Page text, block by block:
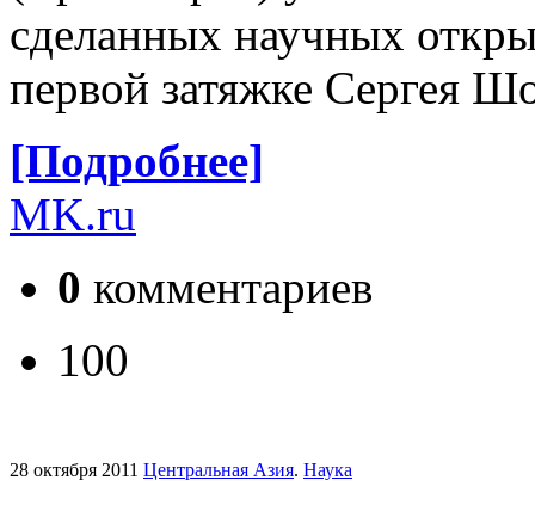
сделанных научных
первой затяжке Сергея
[Подробнее]
MK.ru
0 комментариев
100
28 октября 2011 Центральная Азия. Наука